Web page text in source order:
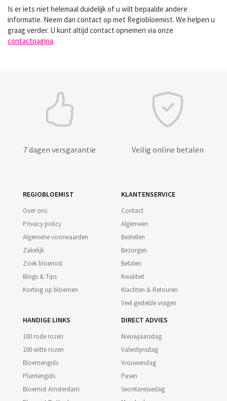
Is er iets niet helemaal duidelijk of u wilt bepaalde andere
informatie. Neem dan contact op met Regiobloemist. We helpen u
graag verder. U kunt altijd contact opnemen via onze
contactpagina.
7 dagen versgarantie Veilig online betalen
REGIOBLOEMIST
Over ons
Privacy policy
Algemene voorwaarden
Zakelijk
Zoek bloemist
Blogs & Tips
Korting op bloemen
KLANTENSERVICE
Contact
Algemeen
Bestellen
Bezorgen
Betalen
Kwaliteit
Klachten & Retouren
Veel gestelde vragen
HANDIGE LINKS
100 rode rozen
100 witte rozen
Bloemengids
Plantengids
Bloemist Amsterdam
DIRECT ADVIES
Nieuwjaarsdag
Valentijnsdag
Vrouwendag
Pasen
Secretaressedag